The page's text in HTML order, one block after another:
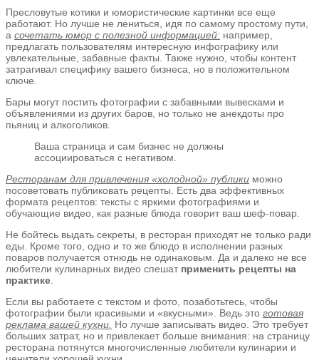
Пресловутые котики и юмористические картинки все еще
работают. Но лучше не лениться, идя по самому простому пути,
а сочетать юмор с полезной информацией: например,
предлагать пользователям интересную инфографику или
увлекательные, забавные факты. Также нужно, чтобы контент
затрагивал специфику вашего бизнеса, но в положительном
ключе.
Бары могут постить фотографии с забавными вывесками и
объявлениями из других баров, но только не анекдоты про
пьяниц и алкоголиков.
Ваша страница и сам бизнес не должны
ассоциироваться с негативом.
Ресторанам для привлечения «холодной» публики можно
посоветовать публиковать рецепты. Есть два эффективных
формата рецептов: тексты с яркими фотографиями и
обучающие видео, как разные блюда говорит ваш шеф-повар.
Не бойтесь выдать секреты, в ресторан приходят не только ради
еды. Кроме того, одно и то же блюдо в исполнении разных
поваров получается отнюдь не одинаковым. Да и далеко не все
любители кулинарных видео спешат применить рецепты на
практике
Если вы работаете с текстом и фото, позаботьтесь, чтобы
фотографии были красивыми и «вкусными». Ведь это готовая
реклама вашей кухни. Но лучше записывать видео. Это требует
больших затрат, но и привлекает больше внимания: на страницу
ресторана потянутся многочисленные любители кулинарии и